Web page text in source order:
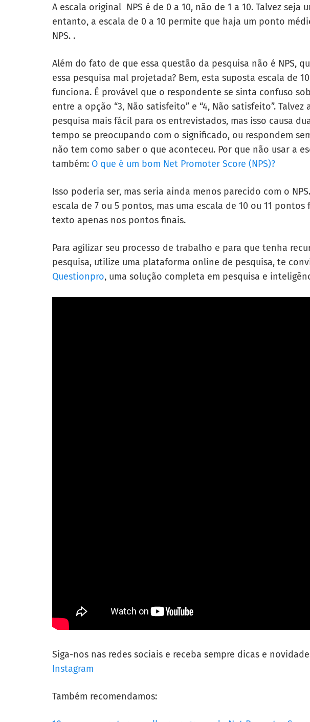
A escala original NPS é de 0 a 10, não de 1 a 10. Talvez seja
entanto, a escala de 0 a 10 permite que haja um ponto
NPS. .
Além do fato de que essa questão da pesquisa não é NPS,
essa pesquisa mal projetada? Bem, esta suposta escala de
funciona. É provável que o respondente se sinta confuso
entre a opção “3, Não satisfeito” e “4, Não satisfeito”.
pesquisa mais fácil para os entrevistados, mas isso causa
tempo se preocupando com o significado, ou respondem
não tem como saber o que aconteceu. Por que não usar a
também: O que é um bom Net Promoter Score (NPS)?
Isso poderia ser, mas seria ainda menos parecido com o
escala de 7 ou 5 pontos, mas uma escala de 10 ou 11
texto apenas nos pontos finais.
Para agilizar seu processo de trabalho e para que tenha
pesquisa, utilize uma plataforma online de pesquisa, te
Questionpro, uma solução completa em pesquisa e
Siga-nos nas redes sociais e receba sempre dicas e
Instagram
Também recomendamos: